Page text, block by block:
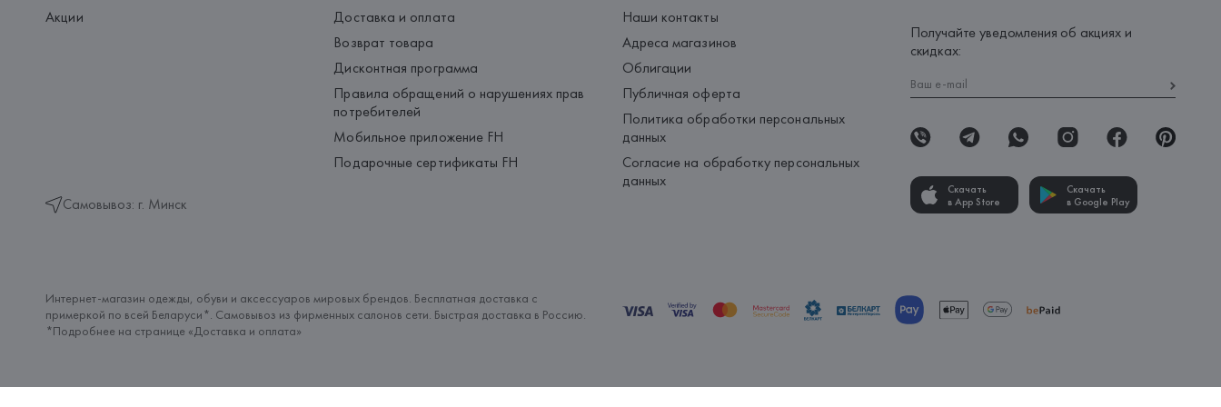
Акции
Самовывоз: г. Минск
Доставка и оплата
Возврат товара
Дисконтная программа
Правила обращений о нарушениях прав
потребителей
Мобильное приложение FH
Подарочные сертификаты FH
Наши контакты
Адреса магазинов
Облигации
Публичная оферта
Политика обработки персональных
данных
Согласие на обработку персональных
данных
Получайте уведомления об акциях и
скидках:
Скачать
в App Store
Скачать
в Google Play
Интернет-магазин одежды, обуви и аксессуаров мировых брендов. Бесплатная доставка с
примеркой по всей Беларуси*. Самовывоз из фирменных салонов сети. Быстрая доставка в Россию.
*Подробнее на странице «Доставка и оплата»